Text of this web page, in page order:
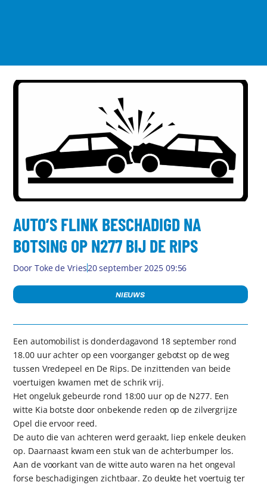
AUTO’S FLINK BESCHADIGD NA
BOTSING OP N277 BIJ DE RIPS
Door Toke de Vries20 september 2025 09:56
NIEUWS
Een automobilist is donderdagavond 18 september rond
18.00 uur achter op een voorganger gebotst op de weg
tussen Vredepeel en De Rips. De inzittenden van beide
voertuigen kwamen met de schrik vrij.
Het ongeluk gebeurde rond 18:00 uur op de N277. Een
witte Kia botste door onbekende reden op de zilvergrijze
Opel die ervoor reed.
De auto die van achteren werd geraakt, liep enkele deuken
op. Daarnaast kwam een stuk van de achterbumper los.
Aan de voorkant van de witte auto waren na het ongeval
forse beschadigingen zichtbaar. Zo deukte het voertuig ter